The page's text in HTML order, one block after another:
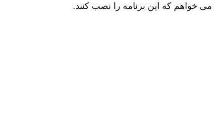
می خواهم که این برنامه را نصب کنند‌.